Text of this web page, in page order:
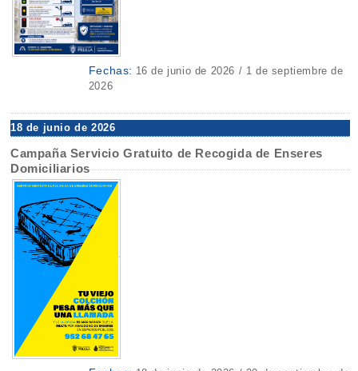
Fechas: 16 de junio de 2026 / 1 de septiembre de
2026
18 de junio de 2026
Campaña Servicio Gratuito de Recogida de Enseres
Domiciliarios